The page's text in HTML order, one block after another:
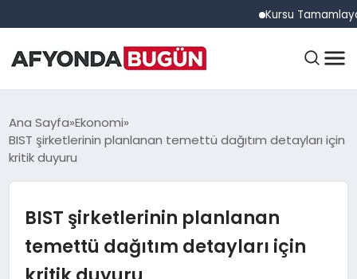
Kursu Tamamlayan
ANASAYFA
GÜNDEM
EĞITIM
Ana Sayfa Ekonomi
BIST şirketlerinin planlanan temettü dağıtım detayları için
kritik duyuru
BIST şirketlerinin planlanan
temettü dağıtım detayları için